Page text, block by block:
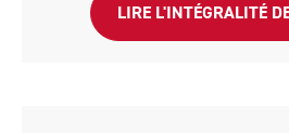
LIRE L'INTÉGRALITÉ